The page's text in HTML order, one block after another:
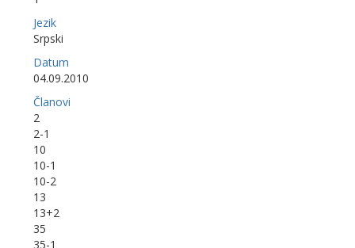
Jezik
Srpski
Datum
04.09.2010
Članovi
2
2-1
10
10-1
10-2
13
13+2
35
35-1